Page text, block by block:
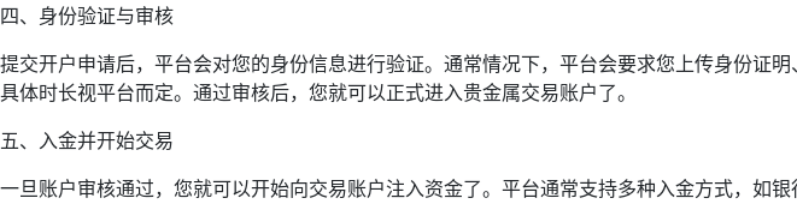
四、身份验证与审核
提交开户申请后，平台会对您的身份信息进行验证。通常情况下，平台会要求您上传身份证
具体时长视平台而定。通过审核后，您就可以正式进入贵金属交易账户了。
五、入金并开始交易
一旦账户审核通过，您就可以开始向交易账户注入资金了。平台通常支持多种入金方式，如